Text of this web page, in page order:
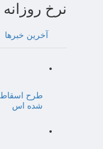
نرخ
آخرین خبرها
طرح اسقاط
شده اس